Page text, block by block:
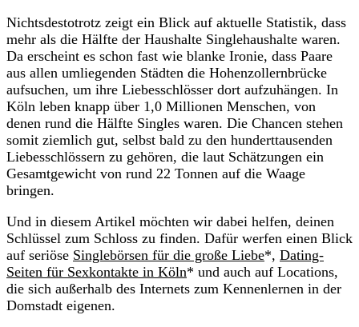
Nichtsdestotrotz zeigt ein Blick auf aktuelle Statistik, dass
mehr als die Hälfte der Haushalte Singlehaushalte waren.
Da erscheint es schon fast wie blanke Ironie, dass Paare
aus allen umliegenden Städten die Hohenzollernbrücke
aufsuchen, um ihre Liebesschlösser dort aufzuhängen. In
Köln leben knapp über 1,0 Millionen Menschen, von
denen rund die Hälfte Singles waren. Die Chancen stehen
somit ziemlich gut, selbst bald zu den hunderttausenden
Liebesschlössern zu gehören, die laut Schätzungen ein
Gesamtgewicht von rund 22 Tonnen auf die Waage
bringen.
Und in diesem Artikel möchten wir dabei helfen, deinen
Schlüssel zum Schloss zu finden. Dafür werfen einen Blick
auf seriöse Singlebörsen für die große Liebe*, Dating-
Seiten für Sexkontakte in Köln* und auch auf Locations,
die sich außerhalb des Internets zum Kennenlernen in der
Domstadt eigenen.